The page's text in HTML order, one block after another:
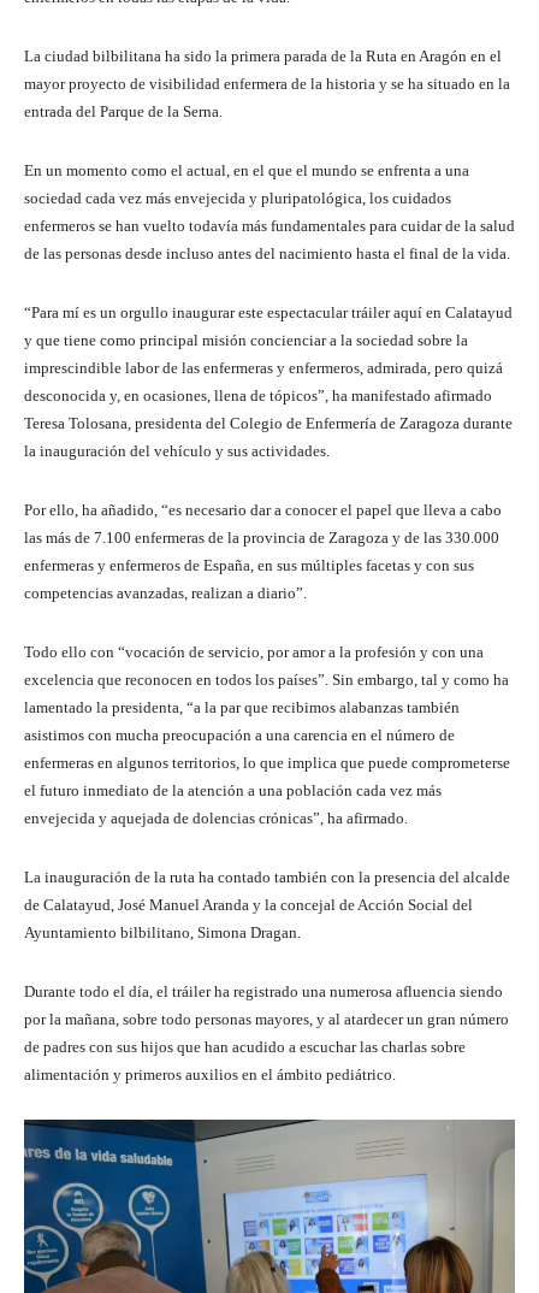
La ciudad bilbilitana ha sido la primera parada de la Ruta en Aragón en el
mayor proyecto de visibilidad enfermera de la historia y se ha situado en la
entrada del Parque de la Serna.
En un momento como el actual, en el que el mundo se enfrenta a una
sociedad cada vez más envejecida y pluripatológica, los cuidados
enfermeros se han vuelto todavía más fundamentales para cuidar de la salud
de las personas desde incluso antes del nacimiento hasta el final de la vida.
“Para mí es un orgullo inaugurar este espectacular tráiler aquí en Calatayud
y que tiene como principal misión concienciar a la sociedad sobre la
imprescindible labor de las enfermeras y enfermeros, admirada, pero quizá
desconocida y, en ocasiones, llena de tópicos”, ha manifestado afirmado
Teresa Tolosana, presidenta del Colegio de Enfermería de Zaragoza durante
la inauguración del vehículo y sus actividades.
Por ello, ha añadido, “es necesario dar a conocer el papel que lleva a cabo
las más de 7.100 enfermeras de la provincia de Zaragoza y de las 330.000
enfermeras y enfermeros de España, en sus múltiples facetas y con sus
competencias avanzadas, realizan a diario”.
Todo ello con “vocación de servicio, por amor a la profesión y con una
excelencia que reconocen en todos los países”. Sin embargo, tal y como ha
lamentado la presidenta, “a la par que recibimos alabanzas también
asistimos con mucha preocupación a una carencia en el número de
enfermeras en algunos territorios, lo que implica que puede comprometerse
el futuro inmediato de la atención a una población cada vez más
envejecida y aquejada de dolencias crónicas”, ha afirmado.
La inauguración de la ruta ha contado también con la presencia del alcalde
de Calatayud, José Manuel Aranda y la concejal de Acción Social del
Ayuntamiento bilbilitano, Simona Dragan.
Durante todo el día, el tráiler ha registrado una numerosa afluencia siendo
por la mañana, sobre todo personas mayores, y al atardecer un gran número
de padres con sus hijos que han acudido a escuchar las charlas sobre
alimentación y primeros auxilios en el ámbito pediátrico.